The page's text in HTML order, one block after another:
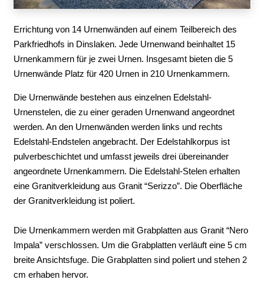
Errichtung von 14 Urnenwänden auf einem Teilbereich des
Parkfriedhofs in Dinslaken. Jede Urnenwand beinhaltet 15
Urnenkammern für je zwei Urnen. Insgesamt bieten die 5
Urnenwände Platz für 420 Urnen in 210 Urnenkammern.
Die Urnenwände bestehen aus einzelnen Edelstahl-
Urnenstelen, die zu einer geraden Urnenwand angeordnet
werden. An den Urnenwänden werden links und rechts
Edelstahl-Endstelen angebracht. Der Edelstahlkorpus ist
pulverbeschichtet und umfasst jeweils drei übereinander
angeordnete Urnenkammern. Die Edelstahl-Stelen erhalten
eine Granitverkleidung aus Granit “Serizzo”. Die Oberfläche
der Granitverkleidung ist poliert.
Die Urnenkammern werden mit Grabplatten aus Granit “Nero
Impala” verschlossen. Um die Grabplatten verläuft eine 5 cm
breite Ansichtsfuge. Die Grabplatten sind poliert und stehen 2
cm erhaben hervor.